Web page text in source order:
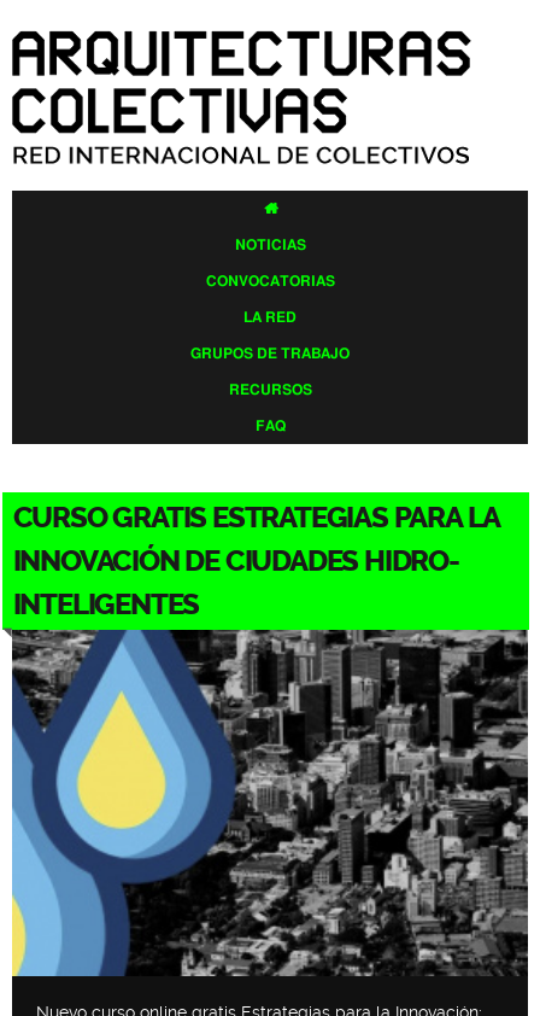
contenido
principal

NOTICIAS
CONVOCATORIAS
LA RED
GRUPOS DE TRABAJO
RECURSOS
FAQ
CURSO GRATIS ESTRATEGIAS PARA LA
INNOVACIÓN DE CIUDADES HIDRO-
INTELIGENTES